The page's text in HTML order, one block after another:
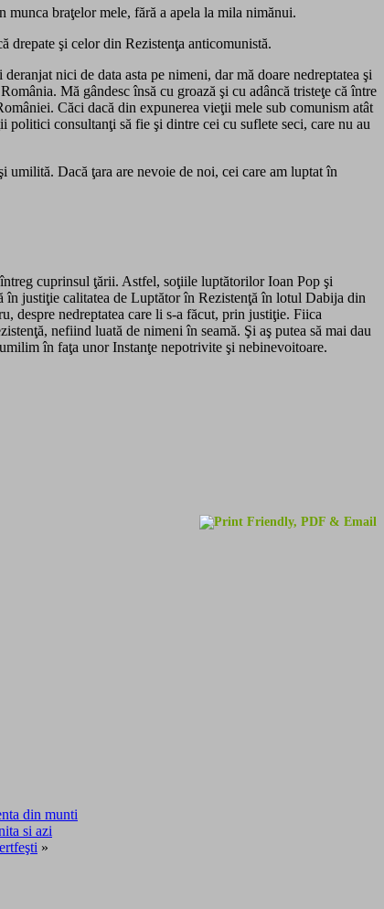
braţelor mele, fără a apela la mila nimănui.
drepate şi celor din Rezistenţa anticomunistă.
nici de data asta pe nimeni, dar mă doare nedreptatea şi
Mă gândesc însă cu groază şi cu adâncă tristeţe că între
Căci dacă din expunerea vieţii mele sub comunism atât
politici consultanţi să fie şi dintre cei cu suflete seci, care nu au
umilită. Dacă ţara are nevoie de noi, cei care am luptat în
cuprinsul ţării. Astfel, soţiile luptătorilor Ioan Pop şi
în justiţie calitatea de Luptător în Rezistenţă în lotul Dabija din
despre nedreptatea care li s-a făcut, prin justiţie. Fiica
nefiind luată de nimeni în seamă. Şi aş putea să mai dau
în faţa unor Instanţe nepotrivite şi nebinevoitoare.
din munti
si azi
»